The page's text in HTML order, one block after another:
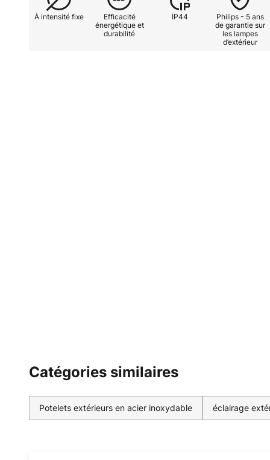
À intensité fixe
Efficacité
énergétique et
durabilité
IP44
Philips - 5 ans
de garantie sur
les lampes
d’extérieur
Catégories similaires
Potelets extérieurs en acier inoxydable éclairage